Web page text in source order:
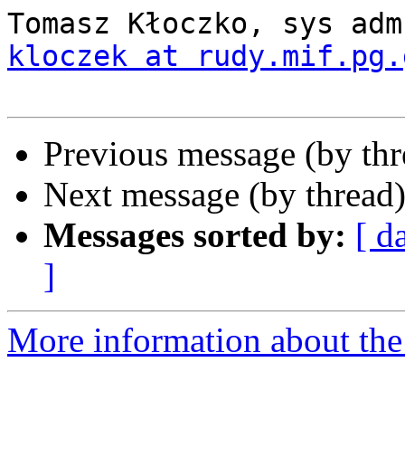
kloczek at
Previous message (by
Next message (by
Messages sorted by: [
]
More information about